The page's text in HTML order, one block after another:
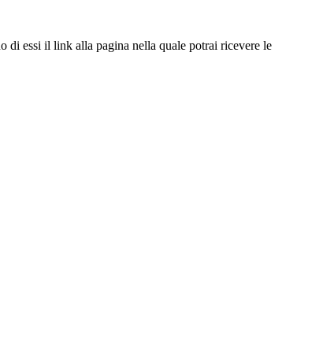
di essi il link alla pagina nella quale potrai ricevere le